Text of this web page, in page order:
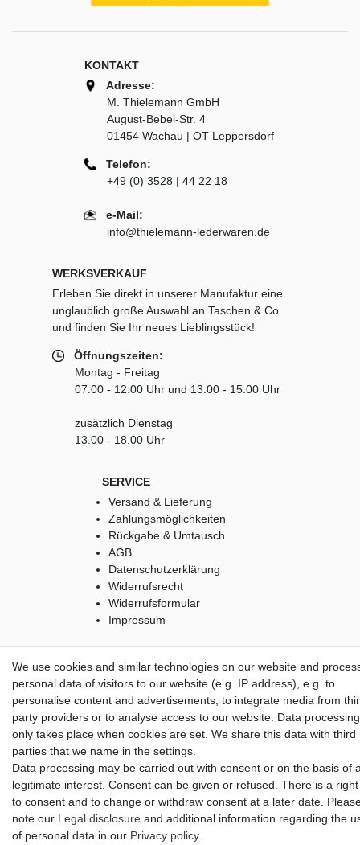
KONTAKT
Adresse:
M. Thielemann GmbH
August-Bebel-Str. 4
01454 Wachau | OT Leppersdorf
Telefon:
+49 (0) 3528 | 44 22 18
e-Mail:
info@thielemann-lederwaren.de
WERKSVERKAUF
Erleben Sie direkt in unserer Manufaktur eine
unglaublich große Auswahl an Taschen & Co.
und finden Sie Ihr neues Lieblingsstück!
Öffnungszeiten:
Montag - Freitag
07.00 - 12.00 Uhr und 13.00 - 15.00 Uhr
zusätzlich Dienstag
13.00 - 18.00 Uhr
SERVICE
Versand & Lieferung
Zahlungsmöglichkeiten
Rückgabe & Umtausch
AGB
Datenschutzerklärung
Widerrufsrecht
Widerrufsformular
Impressum
© Copyright M. Thielemann GmbH 2020 | Alle Rechte
vorbehalten.
alle Preise inkl. gesetzlicher MwSt. | zzgl. Versandkosten
We use cookies and similar technologies on our website and
personal data of visitors to our website (e.g. IP address), e.g. to
personalise content and advertisements, to integrate media from
party providers or to analyse access to our website. Data processing
only takes place when cookies are set. We share this data with third
parties that we name in the settings.
Data processing may be carried out with consent or on the basis of
legitimate interest. Consent can be given or refused. There is a
to consent and to change or withdraw consent at a later date.
note our Legal disclosure and additional information regarding the
of personal data in our Privacy policy.